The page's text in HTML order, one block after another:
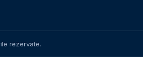
rezervate.